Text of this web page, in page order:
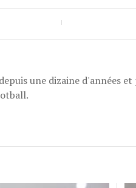
une dizaine d'années